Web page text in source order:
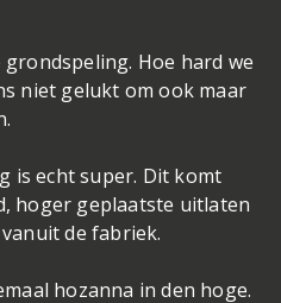
Hoe hard we
niet gelukt om ook maar
is echt super. Dit komt
hoger geplaatste uitlaten
de fabriek.
hozanna in den hoge.